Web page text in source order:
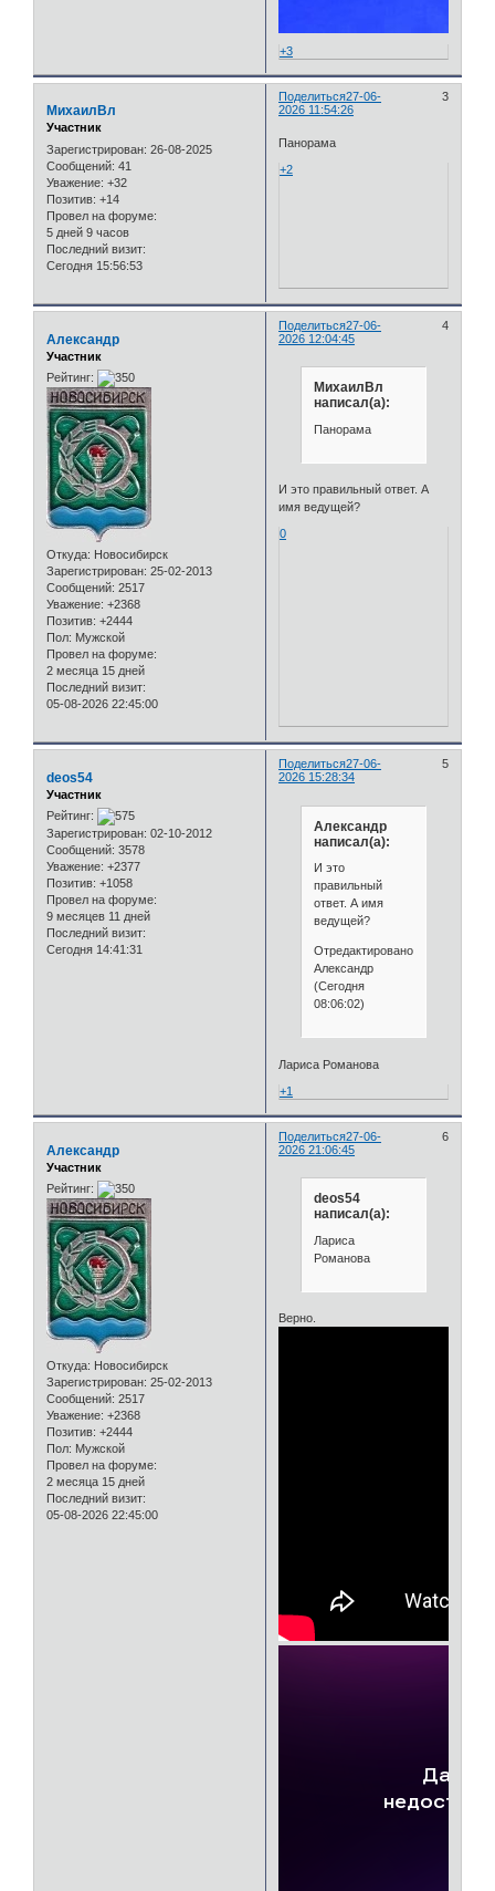
+3
Поделиться 3
27-06-
2026 11:54:26
МихаилВл
Участник
Зарегистрирован: 26-08-2025
Сообщений: 41
Уважение: +32
Позитив: +14
Провел на форуме:
5 дней 9 часов
Последний визит:
Сегодня 15:56:53
Панорама
+2
Поделиться 4
27-06-
2026 12:04:45
Александр
Участник
Рейтинг:
Откуда: Новосибирск
Зарегистрирован: 25-02-2013
Сообщений: 2517
Уважение: +2368
Позитив: +2444
Пол: Мужской
Провел на форуме:
2 месяца 15 дней
Последний визит:
05-08-2026 22:45:00
МихаилВл
написал(а):
Панорама
И это правильный ответ. А
имя ведущей?
0
Поделиться 5
27-06-
2026 15:28:34
deos54
Участник
Рейтинг:
Зарегистрирован: 02-10-2012
Сообщений: 3578
Уважение: +2377
Позитив: +1058
Провел на форуме:
9 месяцев 11 дней
Последний визит:
Сегодня 14:41:31
Александр
написал(а):
И это
правильный
ответ. А имя
ведущей?
Отредактировано
Александр
(Сегодня
08:06:02)
Лариса Романова
+1
Поделиться 6
27-06-
2026 21:06:45
Александр
Участник
Рейтинг:
Откуда: Новосибирск
Зарегистрирован: 25-02-2013
Сообщений: 2517
Уважение: +2368
Позитив: +2444
Пол: Мужской
Провел на форуме:
2 месяца 15 дней
Последний визит:
05-08-2026 22:45:00
deos54
написал(а):
Лариса
Романова
Верно.